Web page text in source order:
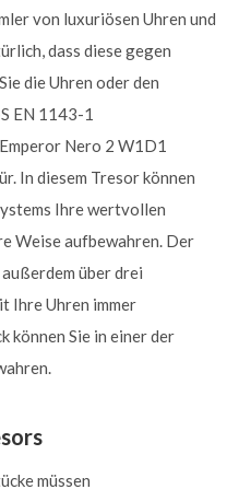
von luxuriösen Uhren und
dass diese gegen
die Uhren oder den
EN 1143-1
Nero 2 W1D1
In diesem Tresor können
Ihre wertvollen
Weise aufbewahren. Der
über drei
Ihre Uhren immer
können Sie in einer der
müssen